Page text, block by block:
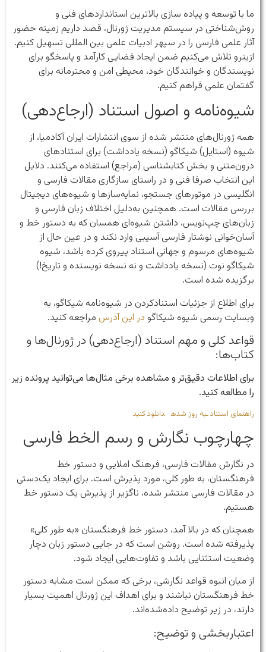
ما با توسعه و پیاده سازی بالاترین استانداردهای فنی و
روش‌شناختی در سیستم مدیریت ژورنال، قصد داریم زمینه حضور
آثار علمی فارسی را در سپهر ادبیات علمی بین المللی تسهیل کنیم.
ازینرو تلاش می‌کنیم ضمن ایجاد فضایی کارآمد و پاسخگو برای
نویسندگان و خوانندگان خود، محیطی امن و محترمانه برای
گفتمان علمی فراهم کنیم.
شیوه‌نامه و اصول استناد (ارجاع‌دهی)
همه ژورنال‌های منتشر شده از سوی انتشارات ایران آکادمیا، از
شیوه (استایل) شیکاگو (نسخه یادداشت) برای استنادهای
درون‌متنی و بخش کتابشناسی (مراجع) استفاده می‌کنند. دلایل
این انتخاب صرفا فنی و در راستای سازگاری مقالات فارسی و
انگلیسی در موتورهای جستجو، نمایه‌سازها و شیوه‌های دیجیتال
بررسی مقالات است. همچنین به‌دلیل اختلاف زبان فارسی و
زبان‌های چپ‌نویس، داشتن شیوه‌ای همسان که به دستور خط و
آسان‌خوانی نوشتار فارسی آسیبی وارد نکند و در عین حال از
شیوه‌های مرسوم و جهانی استناد پیروی کرده باشد،‌ شیوه
شیکاگو نوت (نسخه یادداشت و نه نسخه نویسنده و تاریخ!)
برگزیده شده است.
برای اطلاع از جزئیات استنادکردن در شیوه‌نامه شیکاگو، به
وبسایت رسمی شیوه شیکاگو در این آدرس مراجعه کنید.
قواعد کلی و مهم استناد (ارجاع‌دهی)‌ در ژورنال‌ها و
کتاب‌ها:‌
برای اطلاعات دقیق‌تر و مشاهده برخی مثال‌ها می‌توانید پرونده زیر
را مطالعه کنید.
راهنمای استناد ـبه روز شده دانلود کنید
چهارچوب نگارش و رسم الخط فارسی
در نگارش مقالات فارسی، فرهنگ املایی و دستور خط
فرهنگستان، به طور کلی، مورد پذیرش است. برای ایجاد یک‌دستی
در مقالات فارسی منتشر شده، ناگزیر از پذیرش یک دستور خط
هستیم.
همچنان که در بالا آمد، دستور خط فرهنگستان «به طور کلی»
پذیرفته شده است. روشن است که در جایی دستور زبان دچار
وضعیت استثنایی باشد و تفاوت‌هایی ایجاد شود.
از میان انبوه قواعد نگارشی، برخی که ممکن است مشابه دستور
خط فرهنگستان نباشند و برای اهداف این ژورنال اهمیت بسیار
دارند، در زیر توضیح داده‌شده‌اند.
اعتباربخشی و توضیح:‌